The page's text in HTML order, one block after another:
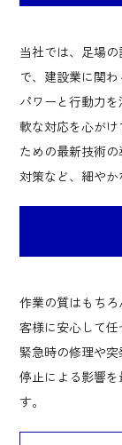
当社では、足場
で、建設業に関
パワーと行動力
軟な対応を心が
ための最新技術
対策など、細やか
作業の質はもち
客様に安心して任
緊急時の修理や
停止による影響
す。